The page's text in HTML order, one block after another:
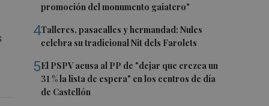
promoción del monumento gaiatero"
4Talleres, pasacalles y hermandad: Nules
celebra su tradicional Nit dels Farolets
5El PSPV acusa al PP de "dejar que crezca un
31 % la lista de espera" en los centros de día
de Castellón